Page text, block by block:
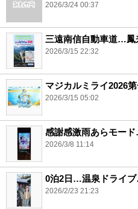
2026/3/24 00:37
三遠南信自動車道…鳳
2026/3/15 22:32
マジカルミライ2026
2026/3/15 05:02
感謝感激雨あらモー
2026/3/8 11:14
0泊2日…温泉ドライブ
2026/2/23 21:23